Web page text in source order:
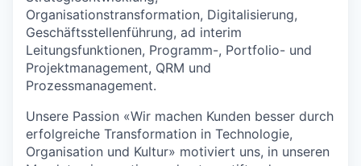
Organisationstransformation, Digitalisierung,
Geschäftsstellenführung, ad interim
Leitungsfunktionen, Programm-, Portfolio- und
Projektmanagement, QRM und
Prozessmanagement.
Unsere Passion «Wir machen Kunden besser durch
erfolgreiche Transformation in Technologie,
Organisation und Kultur» motiviert uns, in unseren